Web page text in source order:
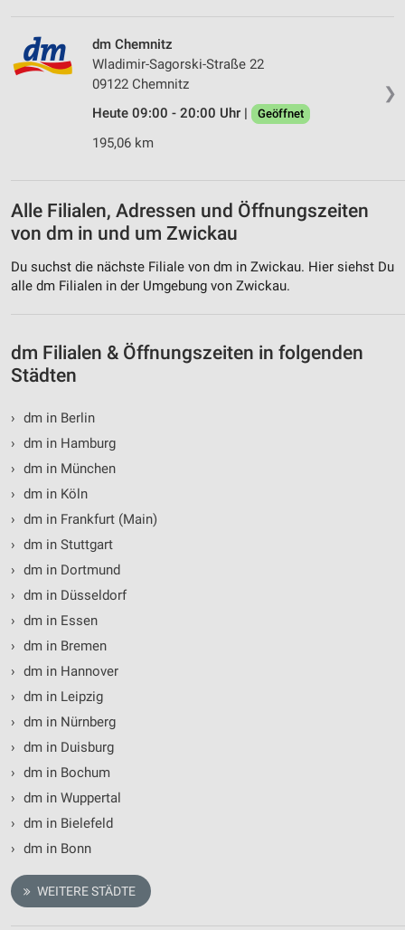
❯
dm Chemnitz
Wladimir-Sagorski-Straße 22
09122 Chemnitz
Heute 09:00 - 20:00 Uhr |
Geöffnet
195,06 km
Alle Filialen, Adressen und Öffnungszeiten
von dm in und um Zwickau
Du suchst die nächste Filiale von dm in Zwickau. Hier siehst Du
alle dm Filialen in der Umgebung von Zwickau.
dm Filialen & Öffnungszeiten in folgenden
Städten
› dm in Berlin
› dm in Hamburg
› dm in München
› dm in Köln
› dm in Frankfurt (Main)
› dm in Stuttgart
› dm in Dortmund
› dm in Düsseldorf
› dm in Essen
› dm in Bremen
› dm in Hannover
› dm in Leipzig
› dm in Nürnberg
› dm in Duisburg
› dm in Bochum
› dm in Wuppertal
› dm in Bielefeld
› dm in Bonn
WEITERE STÄDTE
Werbeanzeigen
Erstellung von Profilen für personalisierte
personalisierter Werbung
von Inhalten
Verwendung von Profilen zur Auswahl
Messung der Werbeleistung
Analyse von Zielgruppen durch Statistiken oder
Kombinationen von Daten aus verschiedenen
Verwendung reduzierter Daten zur Auswahl von
IAB-Besonderheiten:
Verwendung genauer Standortdaten
Informationen identifizieren
Nicht-IAB-Verarbeitungszwecke:
Notwendig
Performance
Funktional
Werbung